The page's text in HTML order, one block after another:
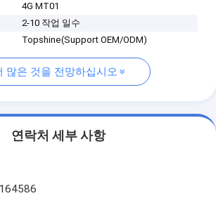
4G MT01
2-10 작업 일수
Topshine(Support OEM/ODM)
많은 것을 전망하십시오
연락처 세부 사항